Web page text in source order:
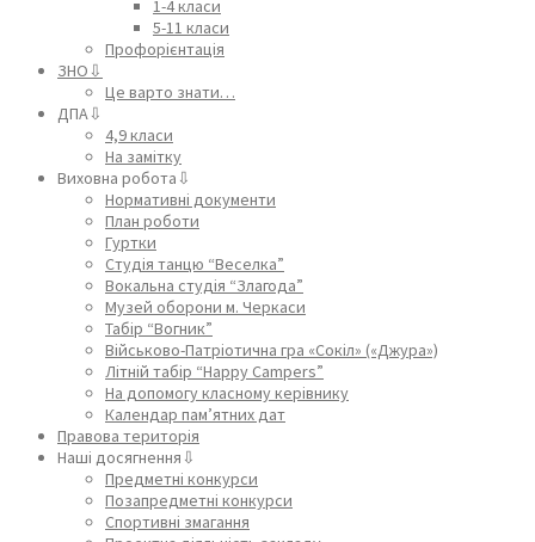
1-4 класи
5-11 класи
Профорієнтація
ЗНО⇩
Це варто знати…
ДПА⇩
4,9 класи
На замітку
Виховна робота⇩
Нормативні документи
План роботи
Гуртки
Студія танцю “Веселка”
Вокальна студія “Злагода”
Музей оборони м. Черкаси
Табір “Вогник”
Військово-Патріотична гра «Сокіл» («Джура»)
Літній табір “Happy Campers”
На допомогу класному керівнику
Календар пам’ятних дат
Правова територія
Наші досягнення⇩
Предметні конкурси
Позапредметні конкурси
Спортивні змагання